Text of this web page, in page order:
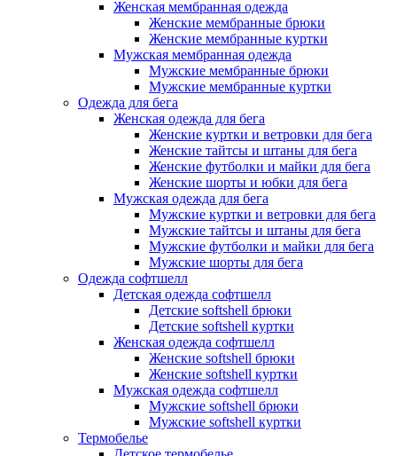
Женская мембранная одежда
Женские мембранные брюки
Женские мембранные куртки
Мужская мембранная одежда
Мужские мембранные брюки
Мужские мембранные куртки
Одежда для бега
Женская одежда для бега
Женские куртки и ветровки для бега
Женские тайтсы и штаны для бега
Женские футболки и майки для бега
Женские шорты и юбки для бега
Мужская одежда для бега
Мужские куртки и ветровки для бега
Мужские тайтсы и штаны для бега
Мужские футболки и майки для бега
Мужские шорты для бега
Одежда софтшелл
Детская одежда софтшелл
Детские softshell брюки
Детские softshell куртки
Женская одежда софтшелл
Женские softshell брюки
Женские softshell куртки
Мужская одежда софтшелл
Мужские softshell брюки
Мужские softshell куртки
Термобелье